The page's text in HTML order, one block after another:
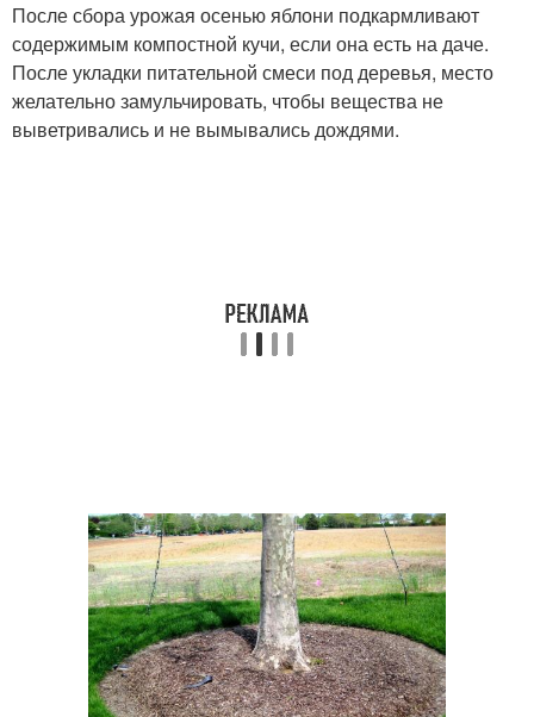
После сбора урожая осенью яблони подкармливают
содержимым компостной кучи, если она есть на даче.
После укладки питательной смеси под деревья, место
желательно замульчировать, чтобы вещества не
выветривались и не вымывались дождями.